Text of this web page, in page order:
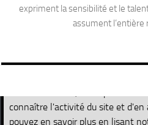
expriment la sensibilité et le
assument l’entière
connaître l'activité du site et d'en
pouvez en savoir plus en lisant